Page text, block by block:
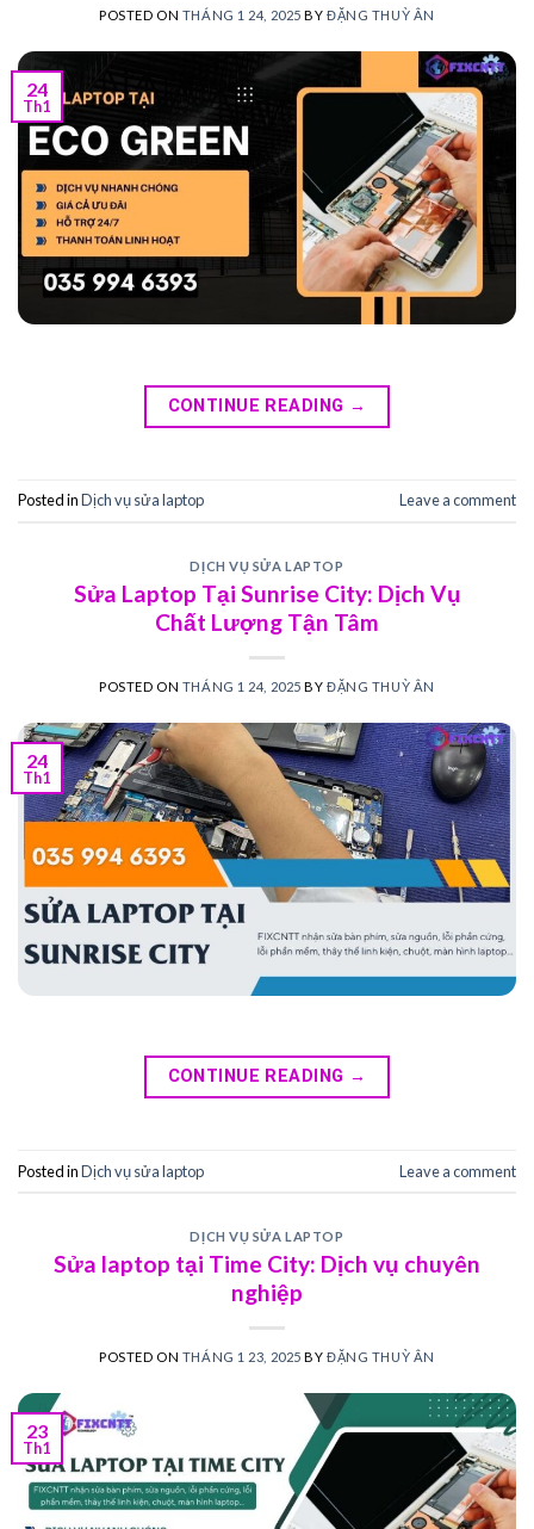
POSTED ON THÁNG 1 24, 2025 BYĐẶNG THUỲ ÂN
24
Th1
CONTINUE READING →
Posted inDịch vụ sửa laptop Leave a comment
DỊCH VỤ SỬA LAPTOP
Sửa Laptop Tại Sunrise City: Dịch Vụ
Chất Lượng Tận Tâm
POSTED ON THÁNG 1 24, 2025 BYĐẶNG THUỲ ÂN
24
Th1
CONTINUE READING →
Posted inDịch vụ sửa laptop Leave a comment
DỊCH VỤ SỬA LAPTOP
Sửa laptop tại Time City: Dịch vụ chuyên
nghiệp
POSTED ON THÁNG 1 23, 2025 BYĐẶNG THUỲ ÂN
23
Th1